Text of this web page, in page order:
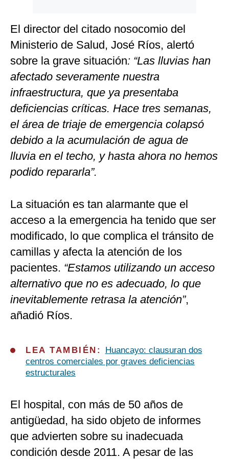
El director del citado nosocomio del
Ministerio de Salud, José Ríos, alertó
sobre la grave situación: “Las lluvias han
afectado severamente nuestra
infraestructura, que ya presentaba
deficiencias críticas. Hace tres semanas,
el área de triaje de emergencia colapsó
debido a la acumulación de agua de
lluvia en el techo, y hasta ahora no hemos
podido repararla”.
La situación es tan alarmante que el
acceso a la emergencia ha tenido que ser
modificado, lo que complica el tránsito de
camillas y afecta la atención de los
pacientes. “Estamos utilizando un acceso
alternativo que no es adecuado, lo que
inevitablemente retrasa la atención”,
añadió Ríos.
LEA TAMBIÉN:
Huancayo: clausuran dos
centros comerciales por graves deficiencias
estructurales
El hospital, con más de 50 años de
antigüedad, ha sido objeto de informes
que advierten sobre su inadecuada
condición desde 2011. A pesar de las